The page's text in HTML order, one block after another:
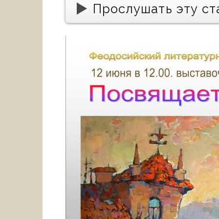
Прослушать эту